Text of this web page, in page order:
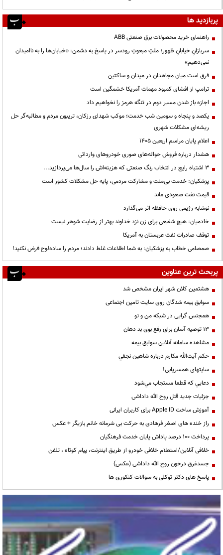
پربازدید ها
راهنمای خرید محصولات برق صنعتی ABB
سربازانِ خیابانِ ظهور؛ ملتِ مبعوثِ رودسر در پاسخ به دشمن: «خیابان‌ها را به ناامیدان
نمی‌دهیم»
فرق است میان مجاهدان در میدان و ساکتین
ترامپ از افشای کمبود مهمات آمریکا خشمگین است
اجازه باز شدن مسیر دوم در تنگه هرمز را نخواهیم داد
یکصد و پنجاه و سومین شب خدمت؛ موکب شهدای رزکان، تریبون مردم و مطالبه‌گر حل
ریشه‌ای مشکلات شهری
اعلام پایان مراسم اربعین ۱۴۰۵
هشدار درباره فروش حواله‌های صوری خودروهای وارداتی
3 اشتباه رایج در انتخاب رنگ صنعتی که هزینه‌اش را سال‌ها می‌پردازید...
پزشکیان: خدمت بی‌منت و مشارکت مردمی، پایه حل مشکلات کشور است
قیمت نفت صعودی ماند
نوشابه رژیمی روی حافظه اثر می‌گذارد
خادمیان: هیچ شفیعی برای زن نزد خداوند بهتر از رضایت شوهر نیست
توقف صادرات نفت عربستان به آمریکا
صمصامی خطاب به پزشکیان: به شما اطلاعات غلط دادند؛ مردم را ساده‌لوح فرض نکنید!
پربحث ترین عناوین
هشتمین کلان شهر ایران مشخص شد
سوابق بیمه شدگان روی سایت تامین اجتماعی
همجنس گرایی در شبکه من و تو
13 توصیه آسان برای رفع بوی بد دهان
مشاهده سامانه آنلاين سوابق بیمه
حكم آيت‌الله مكارم درباره شاهين نجفي
سایتهای همسریابی!
دعايي كه قطعا مستجاب مي‌شود
جزئیات جدید قتل روح الله داداشی
آموزش ساخت Apple ID برای کاربران ایرانی
راز خنده های اصغر فرهادی به حرکت بی شرمانه خانم بازیگر + عکس
پرداخت ۱۰۰ درصد پاداش پایان خدمت فرهنگیان
خلافی آنلاین/استعلام خلافی خودرو از طریق اینترنت، پیام کوتاه ، تلفن
جسدغرق درخون روح الله داداشی (عکس)
پاسخ های دکتر توکلی به سوالات کنکوری ها